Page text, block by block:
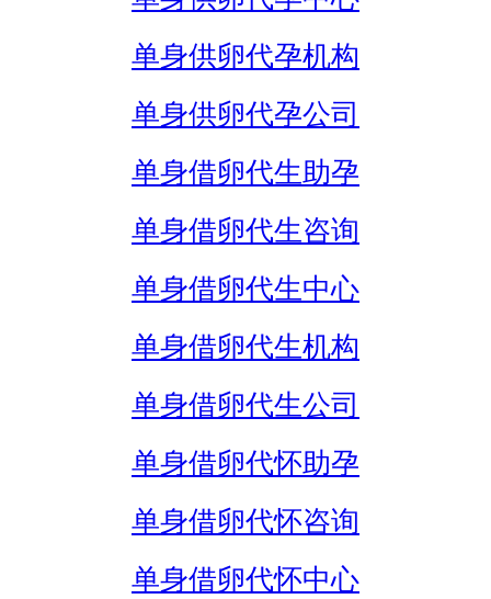
单身供卵代孕机构
单身供卵代孕公司
单身借卵代生助孕
单身借卵代生咨询
单身借卵代生中心
单身借卵代生机构
单身借卵代生公司
单身借卵代怀助孕
单身借卵代怀咨询
单身借卵代怀中心